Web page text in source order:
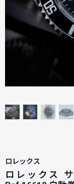
ロレックス
ロレックス